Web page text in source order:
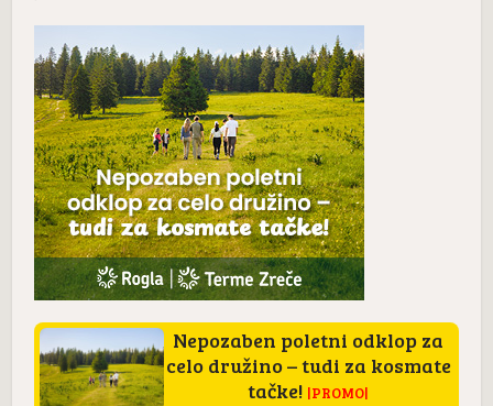
Nepozaben poletni odklop za
celo družino – tudi za kosmate
tačke! |PROMO|